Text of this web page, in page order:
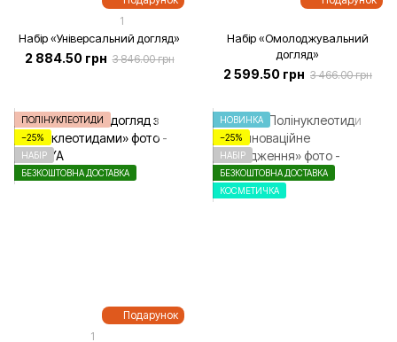
1
Набір «Універсальний догляд»
2 884.50 грн 3 846.00 грн
Набір «Омолоджувальний
догляд»
2 599.50 грн 3 466.00 грн
Подарунок
ПОЛІНУКЛЕОТИДИ
−25%
НАБІР
БЕЗКОШТОВНА ДОСТАВКА
1
НОВИНКА
−25%
НАБІР
БЕЗКОШТОВНА ДОСТАВКА
КОСМЕТИЧКА